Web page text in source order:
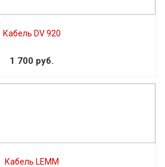
Кабель DV 920
1 700 руб.
Кабель LEMM